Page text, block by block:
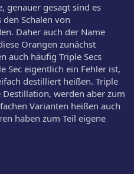
genauer gesagt sind es
Schalen von
Daher auch der Name
Orangen zunächst
auch häufig Triple Secs
Sec eigentlich ein Fehler ist,
destilliert heißen. Triple
werden aber zum
Varianten heißen auch
haben zum Teil eigene